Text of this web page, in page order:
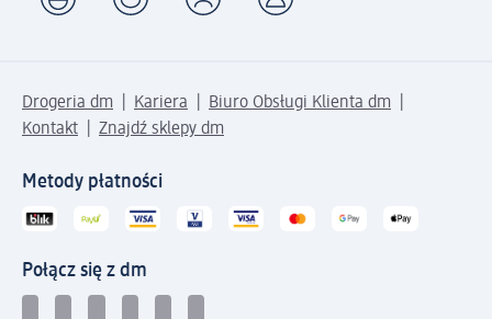
Drogeria dm Kariera
Biuro Obsługi Klienta dm
Kontakt
Znajdź sklepy dm
Metody płatności
Połącz się z dm